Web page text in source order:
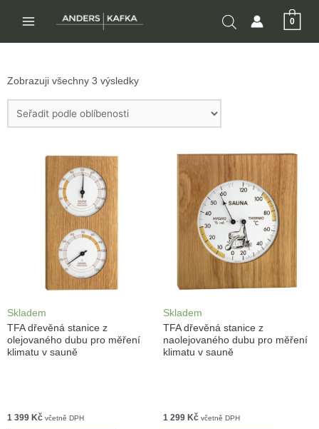
obsah
0
Zobrazuji všechny 3 výsledky
Skladem
TFA dřevěná stanice z
olejovaného dubu pro měření
klimatu v sauně
1 399 Kč včetně DPH
Skladem
TFA dřevěná stanice z
naolejovaného dubu pro měření
klimatu v sauně
1 299 Kč včetně DPH